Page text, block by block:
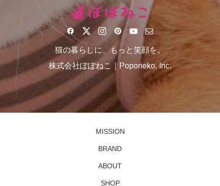
猫の暮らしに、もっと笑顔を。
株式会社ぽぽねこ｜Poponeko, Inc.
MISSION
BRAND
ABOUT
SHOP